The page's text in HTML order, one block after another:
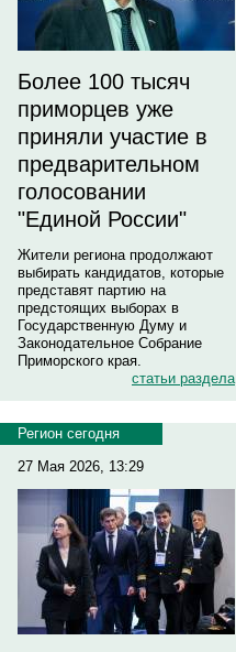
Более 100 тысяч
приморцев уже
приняли участие в
предварительном
голосовании
"Единой России"
Жители региона продолжают
выбирать кандидатов, которые
представят партию на
предстоящих выборах в
Государственную Думу и
Законодательное Собрание
Приморского края.
статьи раздела
Регион сегодня
27 Мая 2026, 13:29